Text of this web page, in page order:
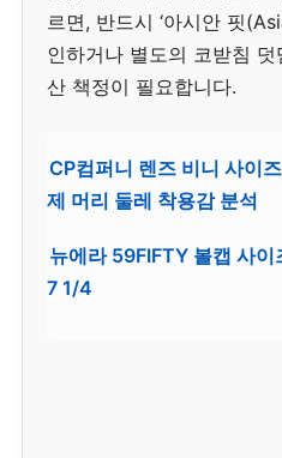
르면, 반드시 ‘아시안 핏
인하거나 별도의 코받침
산 책정이 필요합니다.
CP컴퍼니 렌즈 비니 사이
제 머리 둘레 착용감 분석
뉴에라 59FIFTY 볼캡 사
7 1/4